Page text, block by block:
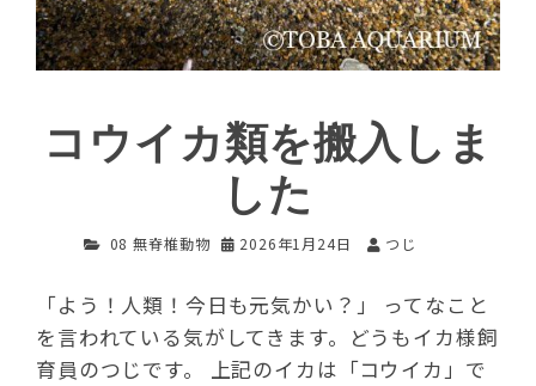
コウイカ類を搬入しま
した
08 無脊椎動物 2026年1月24日 つじ
「よう！人類！今日も元気かい？」 ってなこと
を言われている気がしてきます。どうもイカ様飼
育員のつじです。 上記のイカは「コウイカ」で